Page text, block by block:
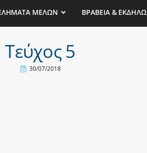
ΜΕΛΩΝ ΒΡΑΒΕΙΑ &
Τεύχος 5
30/07/2018